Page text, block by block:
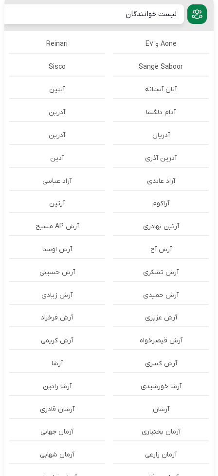
لیست خوانندگان
Aone و E7 Reinari
Sange Saboor
Sisco
آبان آستانه آبتین
آدام دلگشا آدرين
آدریان آدرین
آدرین آذری آدین
آراد عابدی آراد عباسی
آراکوم آرتین
آرتین بهادری آرش AP مسیح
آرش آج آرش اوستا
آرش تشکری آرش حسینی
آرش حمیدی آرش زیادی
آرش عزیزی آرش فرخزاد
آرش قیصرخواه آرش کریمی
آرش کسری آرشا
آرشا خورشیدی آرشا رادین
آرشان آرشان قادری
آرمان بختیاری آرمان جهانی
آرمان زارعی آرمان شهابی